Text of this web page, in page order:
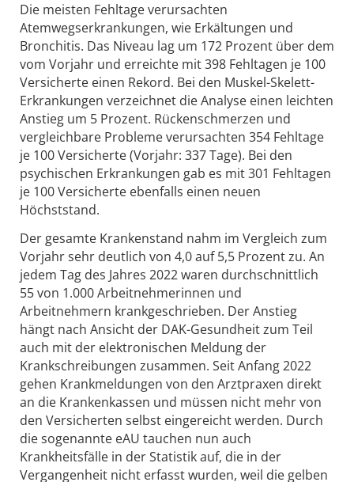
Die meisten Fehltage verursachten
Atemwegserkrankungen, wie Erkältungen und
Bronchitis. Das Niveau lag um 172 Prozent über dem
vom Vorjahr und erreichte mit 398 Fehltagen je 100
Versicherte einen Rekord. Bei den Muskel-Skelett-
Erkrankungen verzeichnet die Analyse einen leichten
Anstieg um 5 Prozent. Rückenschmerzen und
vergleichbare Probleme verursachten 354 Fehltage
je 100 Versicherte (Vorjahr: 337 Tage). Bei den
psychischen Erkrankungen gab es mit 301 Fehltagen
je 100 Versicherte ebenfalls einen neuen
Höchststand.
Der gesamte Krankenstand nahm im Vergleich zum
Vorjahr sehr deutlich von 4,0 auf 5,5 Prozent zu. An
jedem Tag des Jahres 2022 waren durchschnittlich
55 von 1.000 Arbeitnehmerinnen und
Arbeitnehmern krankgeschrieben. Der Anstieg
hängt nach Ansicht der DAK-Gesundheit zum Teil
auch mit der elektronischen Meldung der
Krankschreibungen zusammen. Seit Anfang 2022
gehen Krankmeldungen von den Arztpraxen direkt
an die Krankenkassen und müssen nicht mehr von
den Versicherten selbst eingereicht werden. Durch
die sogenannte eAU tauchen nun auch
Krankheitsfälle in der Statistik auf, die in der
Vergangenheit nicht erfasst wurden, weil die gelben